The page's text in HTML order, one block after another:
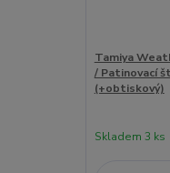
Tamiya
/ Patinovací
(+obtiskový)
Skladem 3 ks